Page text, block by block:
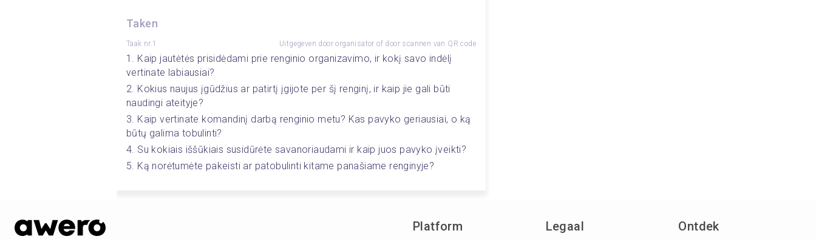
Taken
Taak nr.1 Uitgegeven door organisator of door scannen van QR code
1. Kaip jautėtės prisidėdami prie renginio organizavimo, ir kokį savo indėlį
vertinate labiausiai?
2. Kokius naujus įgūdžius ar patirtį įgijote per šį renginį, ir kaip jie gali būti
naudingi ateityje?
3. Kaip vertinate komandinį darbą renginio metu? Kas pavyko geriausiai, o ką
būtų galima tobulinti?
4. Su kokiais iššūkiais susidūrėte savanoriaudami ir kaip juos pavyko įveikti?
5. Ką norėtumėte pakeisti ar patobulinti kitame panašiame renginyje?
Platform Legaal Ontdek